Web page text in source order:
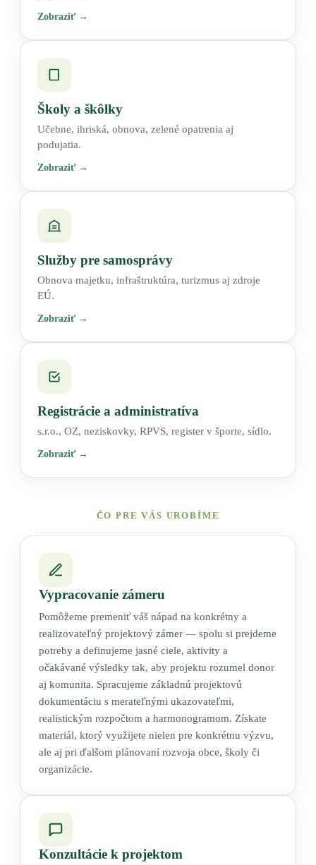
Zobraziť →
Školy a škôlky
Učebne, ihriská, obnova, zelené opatrenia aj
podujatia.
Zobraziť →
Služby pre samosprávy
Obnova majetku, infraštruktúra, turizmus aj zdroje
EÚ.
Zobraziť →
Registrácie a administratíva
s.r.o., OZ, neziskovky, RPVS, register v športe, sídlo.
Zobraziť →
ČO PRE VÁS UROBÍME
Vypracovanie zámeru
Pomôžeme premeniť váš nápad na konkrétny a
realizovateľný projektový zámer — spolu si prejdeme
potreby a definujeme jasné ciele, aktivity a
očakávané výsledky tak, aby projektu rozumel donor
aj komunita. Spracujeme základnú projektovú
dokumentáciu s merateľnými ukazovateľmi,
realistickým rozpočtom a harmonogramom. Získate
materiál, ktorý využijete nielen pre konkrétnu výzvu,
ale aj pri ďalšom plánovaní rozvoja obce, školy či
organizácie.
Konzultácie k projektom